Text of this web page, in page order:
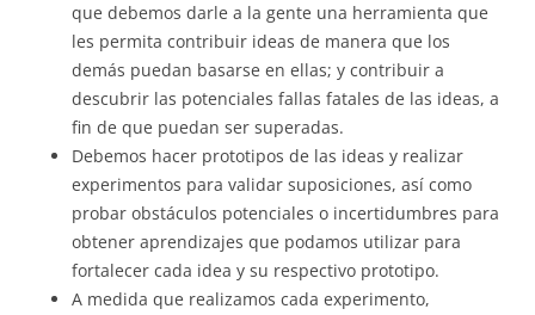
que debemos darle a la gente una herramienta que
les permita contribuir ideas de manera que los
demás puedan basarse en ellas; y contribuir a
descubrir las potenciales fallas fatales de las ideas, a
fin de que puedan ser superadas.
Debemos hacer prototipos de las ideas y realizar
experimentos para validar suposiciones, así como
probar obstáculos potenciales o incertidumbres para
obtener aprendizajes que podamos utilizar para
fortalecer cada idea y su respectivo prototipo.
A medida que realizamos cada experimento,